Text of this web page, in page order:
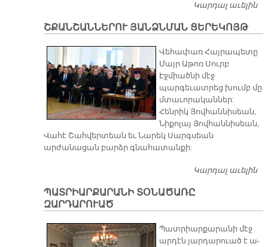
Կարդալ աւելինՍ.
ՇՔԱՆՇԱՆՆԵՐՈՒ ՅԱՆՁՆՄԱՆ ՑԵՐԵԿՈՅԹ
Վեհափառ Հայրապետը
Մայր Աթոռ Սուրբ
Էջմիածնի մէջ
պարգեւատրեց խումբ մը
մտաւորականներ:
Հենրիկ Յովհաննիսեան,
Նիքոլայ Յովհաննիսեան,
Վահէ Շահվերտեան եւ Նարեկ Սարգսեան
արժանացան բարձր գնահատանքի:
Կարդալ աւելին
ՊԱՏՐԻԱՐՔԱՐԱՆԻ ՏՕՆԱԾԱՌԸ
ԶԱՐԴԱՐՈՒԱԾ
Պատ­րիար­քա­րա­նի մէջ
ար­դէն յար­դա­րուած է ա­